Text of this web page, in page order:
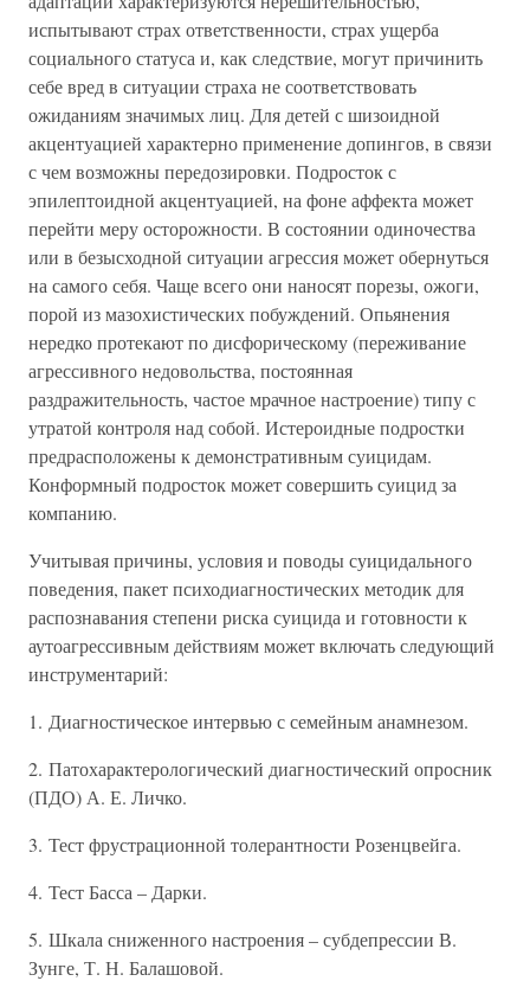
испытывают страх ответственности, страх ущерба
социального статуса и, как следствие, могут причинить
себе вред в ситуации страха не соответствовать
ожиданиям значимых лиц. Для детей с шизоидной
акцентуацией характерно применение допингов, в связи
с чем возможны передозировки. Подросток с
эпилептоидной акцентуацией, на фоне аффекта может
перейти меру осторожности. В состоянии одиночества
или в безысходной ситуации агрессия может обернуться
на самого себя. Чаще всего они наносят порезы, ожоги,
порой из мазохистических побуждений. Опьянения
нередко протекают по дисфорическому (переживание
агрессивного недовольства, постоянная
раздражительность, частое мрачное настроение) типу с
утратой контроля над собой. Истероидные подростки
предрасположены к демонстративным суицидам.
Конформный подросток может совершить суицид за
компанию.
Учитывая причины, условия и поводы суицидального
поведения, пакет психодиагностических методик для
распознавания степени риска суицида и готовности к
аутоагрессивным действиям может включать следующий
инструментарий:
1. Диагностическое интервью с семейным анамнезом.
2. Патохарактерологический диагностический опросник
(ПДО) А. Е. Личко.
3. Тест фрустрационной толерантности Розенцвейга.
4. Тест Басса – Дарки.
5. Шкала сниженного настроения – субдепрессии В.
Зунге, Т. Н. Балашовой.